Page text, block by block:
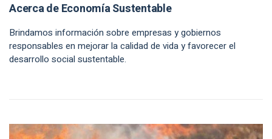
Acerca de Economía Sustentable
Brindamos información sobre empresas y gobiernos
responsables en mejorar la calidad de vida y favorecer el
desarrollo social sustentable.